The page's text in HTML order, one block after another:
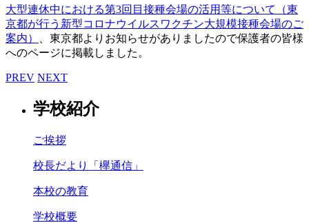
大型連休中における第3回目接種会場の活用等について（東
京都が行う新型コロナウイルスワクチン大規模接種会場のご
案内）
、東京都よりお知らせがありましたので保護者の皆様
へのページに掲載しました。
PREV NEXT
学校紹介
ご挨拶
校長だより「欅通信」
本校の教育
学校概要